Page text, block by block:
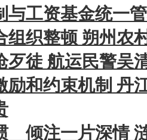
与工资基金统一
组织整顿 朔州农
歹徒 航运民警吴
励和约束机制 丹
倾注一片深情